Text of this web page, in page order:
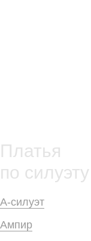
Платья
по силуэту
А-силуэт
Ампир